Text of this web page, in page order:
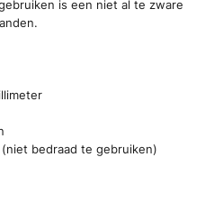
is een niet al te zware
bedraad te gebruiken)